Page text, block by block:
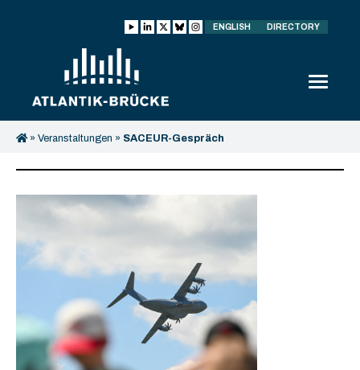
ENGLISH DIRECTORY
» Veranstaltungen » SACEUR-Gespräch